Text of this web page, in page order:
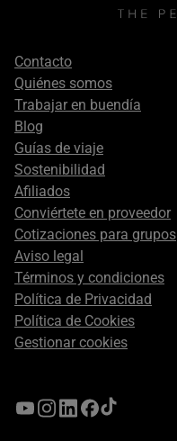
Footer
secondary
Contacto
Quiénes somos
Trabajar en buendía
Blog
Guías de viaje
Sostenibilidad
Afiliados
Conviértete en proveedor
Cotizaciones para grupos
Aviso legal
Términos y condiciones
Política de Privacidad
Política de Cookies
Gestionar cookies